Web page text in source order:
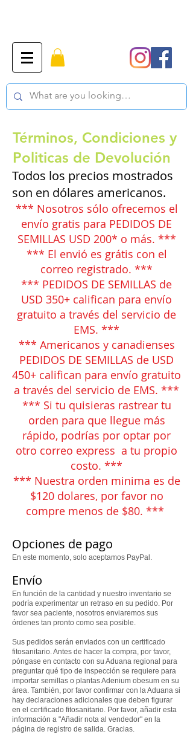
Términos, Condiciones y
Politicas de Devolución
Todos los precios mostrados
son en dólares americanos.
*** Nosotros sólo ofrecemos el
envío gratis para PEDIDOS DE
SEMILLAS USD 200* o más. ***
*** El envió es grátis con el
correo registrado. ***
*** PEDIDOS DE SEMILLAS de
USD 350+ califican para envío
gratuito a través del servicio de
EMS. ***
*** Americanos y canadienses
PEDIDOS DE SEMILLAS de USD
450+ califican para envío gratuito
a través del servicio de EMS. ***
*** Si tu quisieras rastrear tu
orden para que llegue más
rápido, podrías por optar por
otro correo express a tu propio
costo. ***
*** Nuestra orden minima es de
$120 dolares, por favor no
compre menos de $80. ***
Opciones de pago
En este momento, solo aceptamos PayPal.
Envío
En función de la cantidad y nuestro inventario se
podría experimentar un retraso en su pedido. Por
favor sea paciente, nosotros enviaremos sus
órdenes tan pronto como sea posible.
Sus pedidos serán enviados con un certificado
fitosanitario. Antes de hacer la compra, por favor,
póngase en contacto con su Aduana regional para
preguntar qué tipo de inspección se requiere para
importar semillas o plantas Adenium obesum en su
área. También, por favor confirmar con la Aduana si
hay declaraciones adicionales que deben figurar
en el certificado fitosanitario. Por favor, añadir esta
información a "Añadir nota al vendedor" en la
página de registro de salida. Gracias.